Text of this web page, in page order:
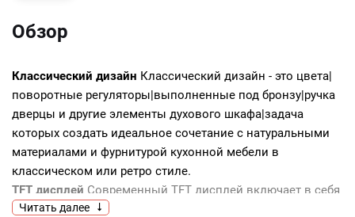
Обзор
Классический дизайн Классический дизайн - это цвета|
поворотные регуляторы|выполненные под бронзу|ручка
дверцы и другие элементы духового шкафа|задача
которых создать идеальное сочетание с натуральными
материалами и фурнитурой кухонной мебели в
классическом или ретро стиле.
TFT дисплей Современный TFT дисплей включает в себя
богатый функционал|который подходит как для
Читать далее